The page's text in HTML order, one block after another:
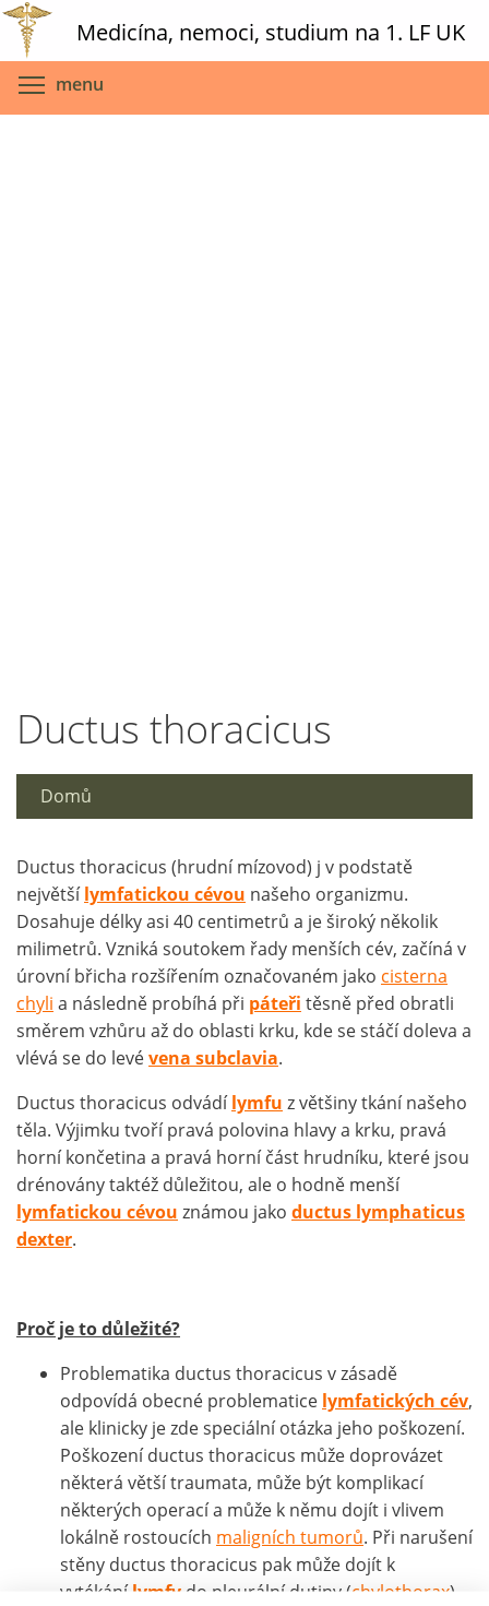
Skip
main
content
Medicína, nemoci, studium na 1. LF UK
menu
Ductus thoracicus
Domů
Ductus thoracicus (hrudní mízovod) j v podstatě
největšílymfatickou cévou našeho organizmu.
Dosahuje délky asi 40 centimetrů a je široký několik
milimetrů. Vzniká soutokem řady menších cév, začíná v
úrovní břicha rozšířením označovaném jako cisterna
chyli a následně probíhá při páteři těsně před obratli
směrem vzhůru až do oblasti krku, kde se stáčí doleva a
vlévá se do levévena subclavia.
Ductus thoracicus odvádílymfu z většiny tkání našeho
těla. Výjimku tvoří pravá polovina hlavy a krku, pravá
horní končetina a pravá horní část hrudníku, které jsou
drénovány taktéž důležitou, ale o hodně menší
lymfatickou cévou známou jako ductus lymphaticus
dexter.
Proč je to důležité?
Problematika ductus thoracicus v zásadě
odpovídá obecné problematice lymfatických cév,
ale klinicky je zde speciální otázka jeho poškození.
Poškození ductus thoracicus může doprovázet
některá větší traumata, může být komplikací
některých operací a může k němu dojít i vlivem
lokálně rostoucích maligních tumorů. Při narušení
stěny ductus thoracicus pak může dojít k
vytékánílymfy do pleurální dutiny (chylothorax).